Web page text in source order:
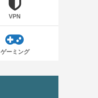
VPN
ゲーミング